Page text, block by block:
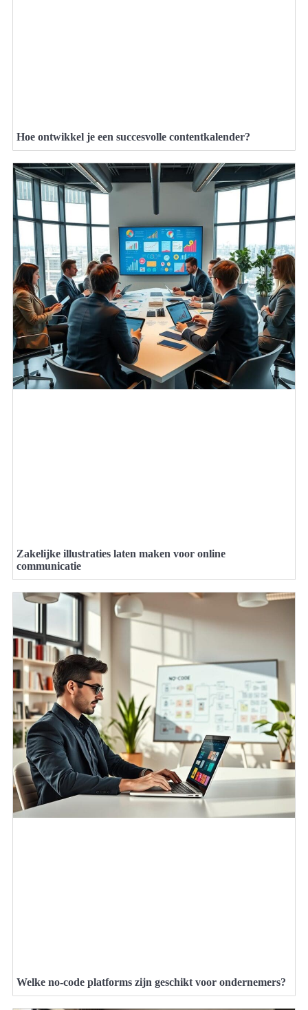
Hoe ontwikkel je een succesvolle contentkalender?
Zakelijke illustraties laten maken voor online
communicatie
Welke no-code platforms zijn geschikt voor ondernemers?